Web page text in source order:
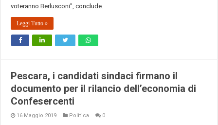
voteranno Berlusconi", conclude.
Leggi Tutto »
Pescara, i candidati sindaci firmano il
documento per il rilancio dell’economia di
Confesercenti
16 Maggio 2019 Politica 0